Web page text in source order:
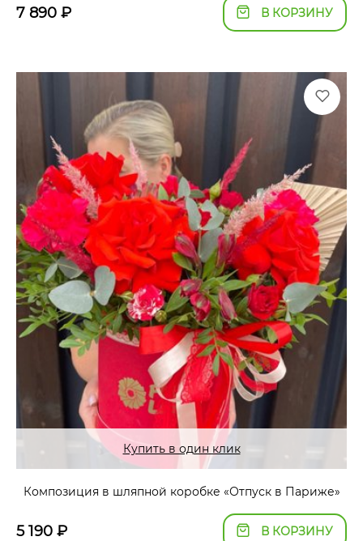
7 890 ₽ В КОРЗИНУ
Купить в один клик
Композиция в шляпной коробке «Отпуск в Париже»
5 190 ₽ В КОРЗИНУ